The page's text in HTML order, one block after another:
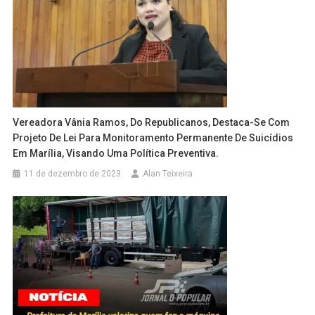
Vereadora Vânia Ramos, Do Republicanos, Destaca-Se Com
Projeto De Lei Para Monitoramento Permanente De Suicídios
Em Marília, Visando Uma Política Preventiva.
11 de dezembro de 2023 Alan Teixeira